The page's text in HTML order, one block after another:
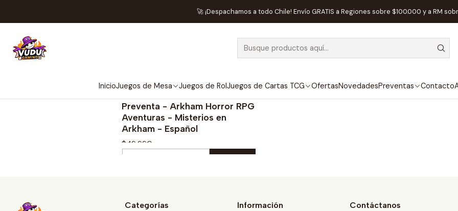
InicioJuegos de Mesa Juegos de RolJuegos de Cartas TCG OfertasNovedadesPreventas Contacto
🚀 ¡Despachamos a todo Chile! Envío GRATIS a Regiones sobre $100.000 y a RM
Inicio Preventas EDGE
EDGE
¡PREVENTA!
EDGE
Preventa - Arkham Horror RPG
Aventuras - Misterios en
Arkham - Español
$49.990
Categorías Información Contáctanos